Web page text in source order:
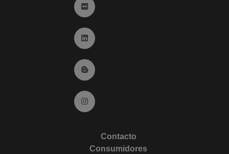
Ir a Flickr (abre en ventana nueva)
Ir a Linkedin (abre en ventana nueva)
Ir al Blog (abre en ventana nueva)
Ir a Instagram (abre en ventana nueva)
Contacto
Consumidores